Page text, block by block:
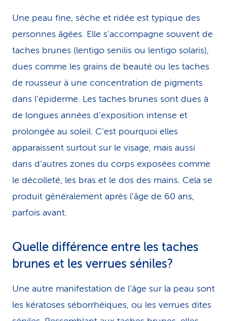
Une peau fine, sèche et ridée est typique des
personnes âgées. Elle s’accompagne souvent de
taches brunes (lentigo senilis ou lentigo solaris),
dues comme les grains de beauté ou les taches
de rousseur à une concentration de pigments
dans l’épiderme. Les taches brunes sont dues à
de longues années d’exposition intense et
prolongée au soleil. C’est pourquoi elles
apparaissent surtout sur le visage, mais aussi
dans d’autres zones du corps exposées comme
le décolleté, les bras et le dos des mains. Cela se
produit généralement après l’âge de 60 ans,
parfois avant.
Quelle différence entre les taches
brunes et les verrues séniles?
Une autre manifestation de l’âge sur la peau sont
les kératoses séborrhéiques, ou les verrues dites